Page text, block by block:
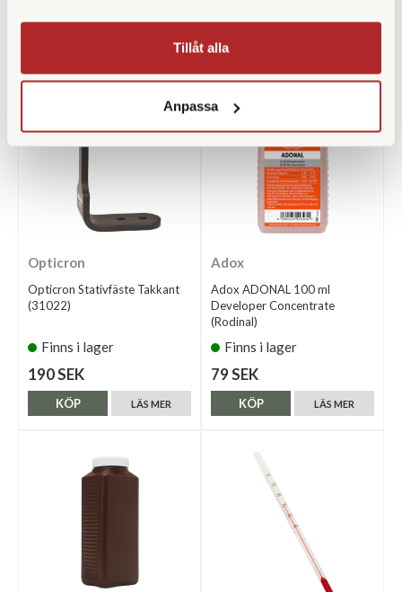
Tillåt alla
Anpassa
Opticron
Opticron Stativfäste Takkant
(31022)
Finns i lager
190 SEK
LÄS MER
KÖP
Adox
Adox ADONAL 100 ml
Developer Concentrate
(Rodinal)
Finns i lager
79 SEK
LÄS MER
KÖP